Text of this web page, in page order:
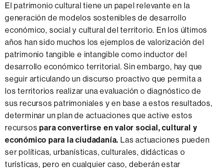
a
U
A
B
D
i
g
i
t
a
l
e
s
d
e
l
a
U
C
a
m
p
u
s
d
e
P
a
t
r
i
m
El patrimonio cultural tiene un papel relevante en la
generación de modelos sostenibles de desarrollo
económico, social y cultural del territorio. En los últimos
años han sido muchos los ejemplos de valorización del
patrimonio tangible e intangible como inductor del
desarrollo económico territorial. Sin embargo, hay que
seguir articulando un discurso proactivo que permita a
los territorios realizar una evaluación o diagnóstico de
sus recursos patrimoniales y en base a estos resultados,
determinar un plan de actuaciones que active estos
recursospara convertirse en valor social, cultural y
económico para la ciudadanía. Las actuaciones pueden
ser políticas, urbanísticas, culturales, didácticas o
turísticas, pero en cualquier caso, deberán estar